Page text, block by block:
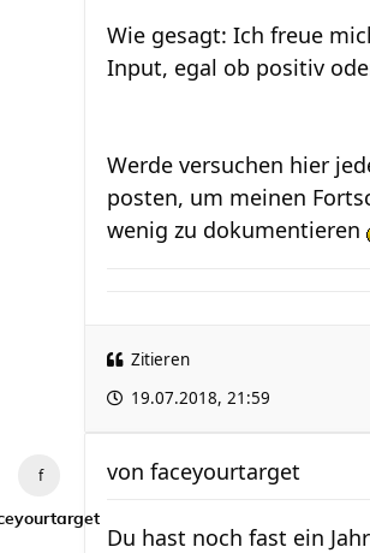
Wie gesagt: Ich freue
Input, egal ob positiv
Werde versuchen hier
posten, um meinen
wenig zu dokumentieren
Zitieren
19.07.2018, 21:59
von faceyourtarget
Du hast noch fast ein